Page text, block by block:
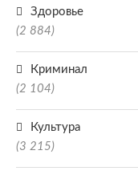
Здоровье
(2 884)
Криминал
(2 104)
Культура
(3 215)